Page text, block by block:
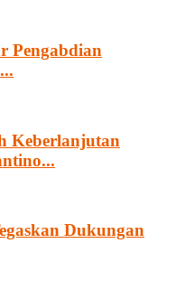
Pengabdian
Keberlanjutan
Dukungan